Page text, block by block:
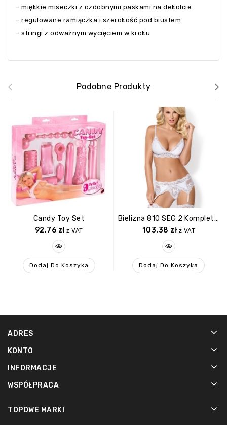
– miękkie miseczki z ozdobnymi paskami na dekolcie
– regulowane ramiączka i szerokość pod biustem
– stringi z odważnym wycięciem w kroku
Podobne Produkty
Candy Toy Set
92.76 zł z VAT
Dodaj Do Koszyka
Bielizna 810 SEG 2 Komplet 3 Częściowy Biały L/XL
103.38 zł z VAT
Dodaj Do Koszyka
‹ ›
ADRES
KONTO
INFORMACJE
WSPÓŁPRACA
TOPOWE MARKI